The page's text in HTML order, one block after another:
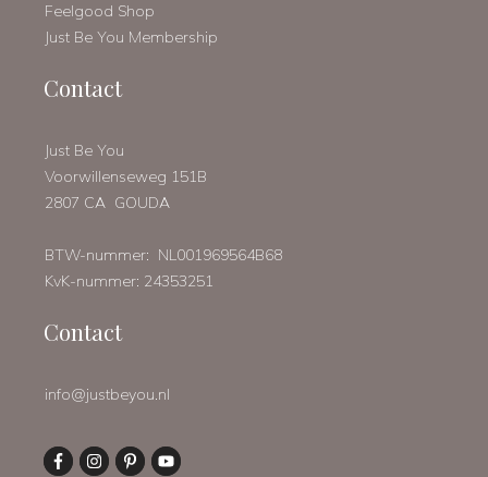
Feelgood Shop
Just Be You Membership
Contact
Just Be You
Voorwillenseweg 151B
2807 CA GOUDA
BTW-nummer: NL001969564B68
KvK-nummer: 24353251
Contact
info@justbeyou.nl